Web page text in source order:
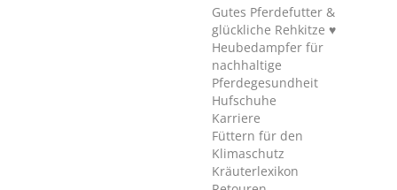
Gutes Pferdefutter &
glückliche Rehkitze ♥
Heubedampfer für
nachhaltige
Pferdegesundheit
Hufschuhe
Karriere
Füttern für den
Klimaschutz
Kräuterlexikon